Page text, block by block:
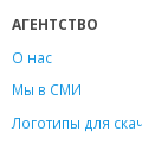
АГЕНТСТВО
О нас
Мы в СМИ
Логотипы для